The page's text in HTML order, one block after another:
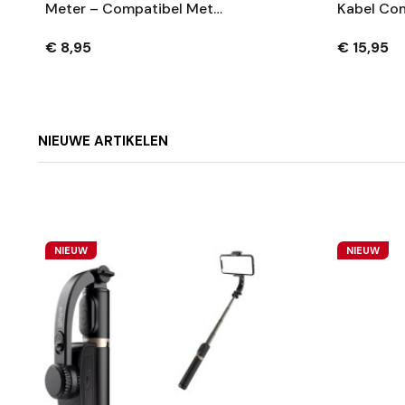
Meter – Compatibel Met
Opladen + Dataoverdracht
€ 8,95
Kabel
€ 15,95
NIEUWE ARTIKELEN
NIEUW NIEUW